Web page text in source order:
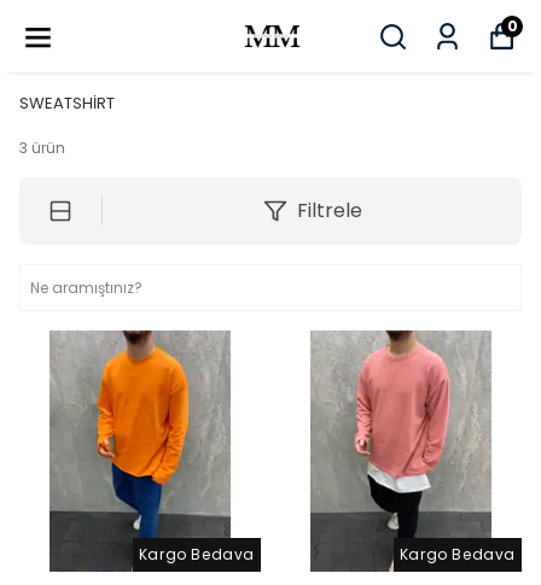
0
SWEATSHİRT
3 ürün
Filtrele
Kargo Bedava Kargo Bedava